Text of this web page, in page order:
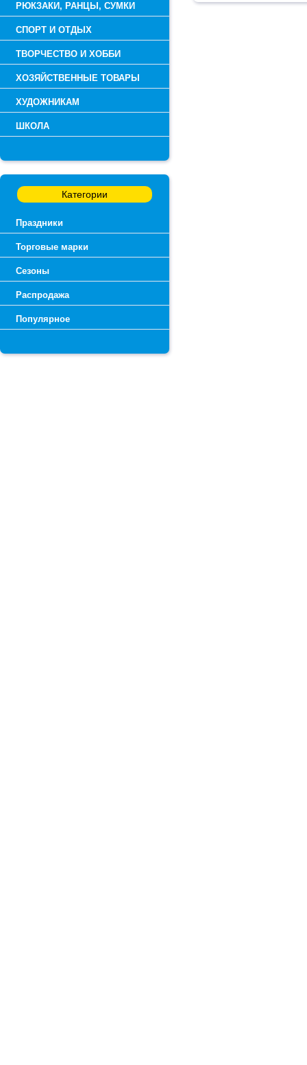
РЮКЗАКИ, РАНЦЫ, СУМКИ
СПОРТ И ОТДЫХ
ТВОРЧЕСТВО И ХОББИ
ХОЗЯЙСТВЕННЫЕ ТОВАРЫ
ХУДОЖНИКАМ
ШКОЛА
Категории
Праздники
Торговые марки
Сезоны
Распродажа
Популярное